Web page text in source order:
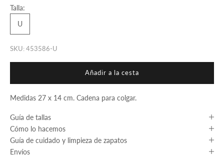
Talla:
U
SKU: 453586-U
Añadir a la cesta
Medidas 27 x 14 cm. Cadena para colgar.
Guía de tallas
Cómo lo hacemos
Guía de cuidado y limpieza de zapatos
Envíos